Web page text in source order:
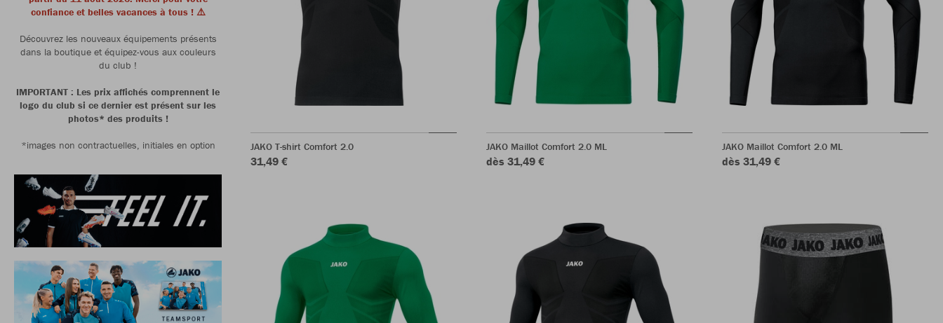
confiance et belles vacances à tous ! ⚠️
Découvrez les nouveaux équipements présents
dans la boutique et équipez-vous aux couleurs
du club !
IMPORTANT : Les prix affichés comprennent le
logo du club si ce dernier est présent sur les
photos* des produits !
*images non contractuelles, initiales en option JAKO T-shirt Comfort 2.0
31,49 €
JAKO Maillot Comfort 2.0 ML
dès 31,49 €
JAKO Maillot Comfort 2.0 ML
dès 31,49 €